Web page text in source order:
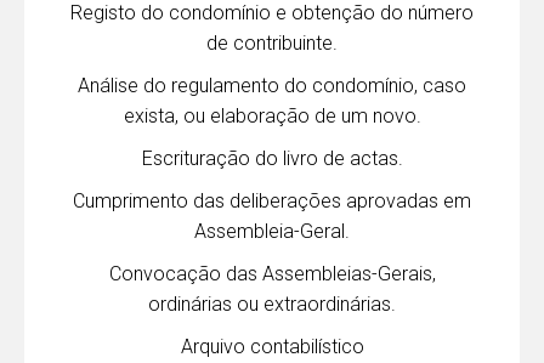
Registo do condomínio e obtenção do número
de contribuinte.
Análise do regulamento do condomínio, caso
exista, ou elaboração de um novo.
Escrituração do livro de actas.
Cumprimento das deliberações aprovadas em
Assembleia-Geral.
Convocação das Assembleias-Gerais,
ordinárias ou extraordinárias.
Arquivo contabilístico